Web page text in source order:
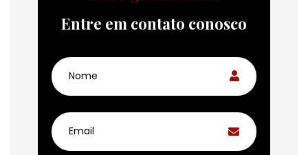
Entre em contato conosco